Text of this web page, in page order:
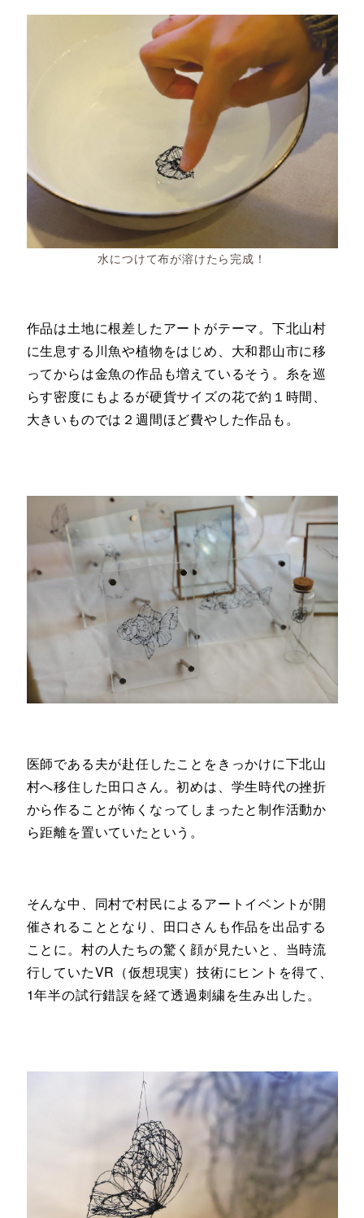
水につけて布が溶けたら完成！
作品は土地に根差したアートがテーマ。下北山村
に生息する川魚や植物をはじめ、大和郡山市に移
ってからは金魚の作品も増えているそう。糸を巡
らす密度にもよるが硬貨サイズの花で約１時間、
大きいものでは２週間ほど費やした作品も。
医師である夫が赴任したことをきっかけに下北山
村へ移住した田口さん。初めは、学生時代の挫折
から作ることが怖くなってしまったと制作活動か
ら距離を置いていたという。
そんな中、同村で村民によるアートイベントが開
催されることとなり、田口さんも作品を出品する
ことに。村の人たちの驚く顔が見たいと、当時流
行していたVR（仮想現実）技術にヒントを得て、
1年半の試行錯誤を経て透過刺繍を生み出した。